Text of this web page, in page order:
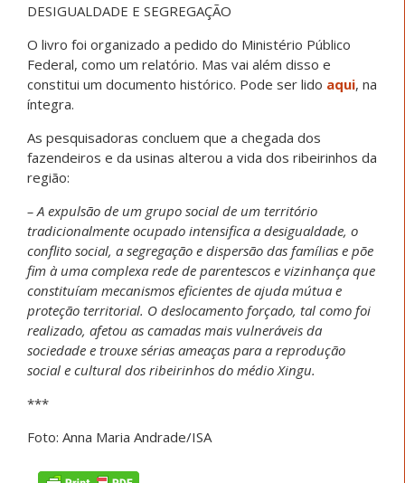
DESIGUALDADE E SEGREGAÇÃO
O livro foi organizado a pedido do Ministério Público
Federal, como um relatório. Mas vai além disso e
constitui um documento histórico. Pode ser lido aqui, na
íntegra.
As pesquisadoras concluem que a chegada dos
fazendeiros e da usinas alterou a vida dos ribeirinhos da
região:
– A expulsão de um grupo social de um território
tradicionalmente ocupado intensifica a desigualdade, o
conflito social, a segregação e dispersão das famílias e põe
fim à uma complexa rede de parentescos e vizinhança que
constituíam mecanismos eficientes de ajuda mútua e
proteção territorial. O deslocamento forçado, tal como foi
realizado, afetou as camadas mais vulneráveis da
sociedade e trouxe sérias ameaças para a reprodução
social e cultural dos ribeirinhos do médio Xingu.
***
Foto: Anna Maria Andrade/ISA